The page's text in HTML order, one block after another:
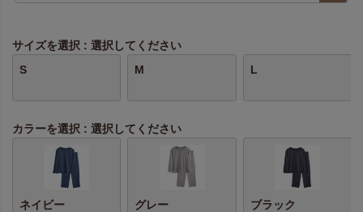
サイズを選択
選択してください
S
M L
カラーを選択 選択してください
ネイビー グレー ブラック